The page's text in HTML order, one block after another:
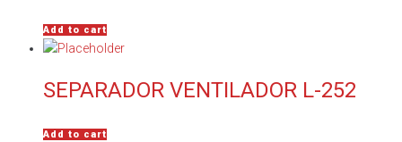
Add to cart
SEPARADOR VENTILADOR L-252
Add to cart